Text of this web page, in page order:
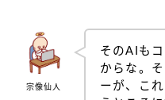
宗像仙人
そのAIも
からな。
ーが、こ